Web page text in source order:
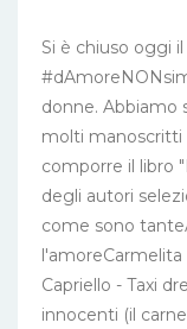
Si è chiuso oggi
donne. Abbiamo
molti manoscritti
comporre il libro
degli autori
come sono
l'amoreCarmelita
Capriello - Taxi
innocenti (il